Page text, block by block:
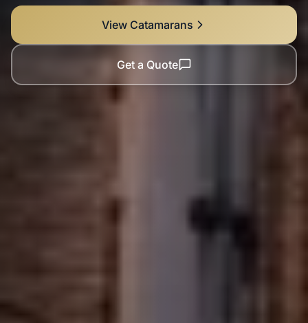
View Catamarans
Get a Quote